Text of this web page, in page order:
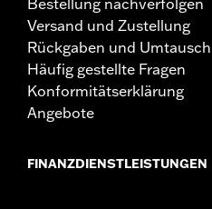
Versand und Zustellung
Rückgaben und Umtausch
Häufig gestellte Fragen
Konformitätserklärung
Angebote
FINANZDIENSTLEISTUNGEN